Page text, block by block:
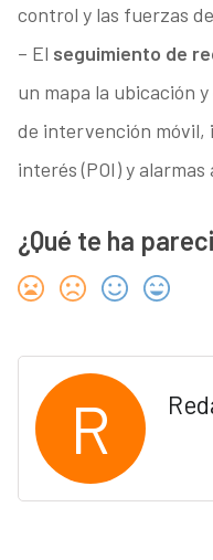
control y las fuerzas
– El seguimiento de
un mapa la ubicación
de intervención móvil,
interés (POI) y
¿Qué te ha
R